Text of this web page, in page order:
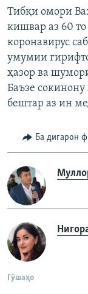
Тибқи омори
кишвар аз 60
коронавирус
умумии
ҳазор ва
Баъзе
бештар аз ин
Ба дигарон
Гӯшаҳо